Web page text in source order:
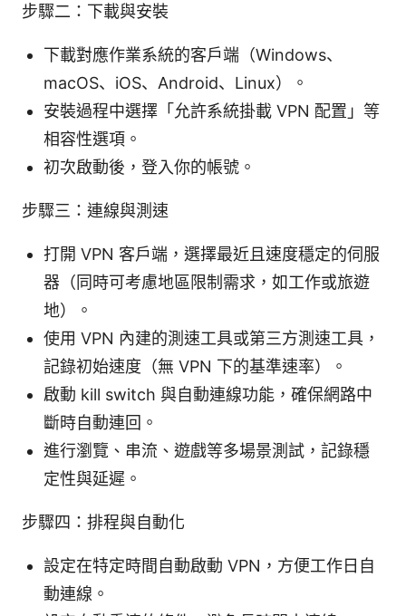
步驟二：下載與安裝
下載對應作業系統的客戶端（Windows、
macOS、iOS、Android、Linux）。
安裝過程中選擇「允許系統掛載 VPN 配置」等
相容性選項。
初次啟動後，登入你的帳號。
步驟三：連線與測速
打開 VPN 客戶端，選擇最近且速度穩定的伺服
器（同時可考慮地區限制需求，如工作或旅遊
地）。
使用 VPN 內建的測速工具或第三方測速工具，
記錄初始速度（無 VPN 下的基準速率）。
啟動 kill switch 與自動連線功能，確保網路中
斷時自動連回。
進行瀏覽、串流、遊戲等多場景測試，記錄穩
定性與延遲。
步驟四：排程與自動化
設定在特定時間自動啟動 VPN，方便工作日自
動連線。